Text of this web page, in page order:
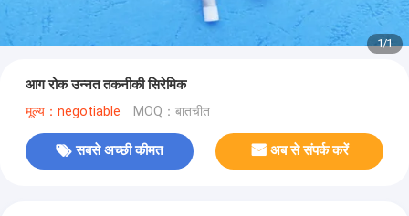
1/1
आग रोक उन्नत तकनीकी सिरेमिक
मूल्य：negotiable MOQ：बातचीत
सबसे अच्छी कीमत अब से संपर्क करें